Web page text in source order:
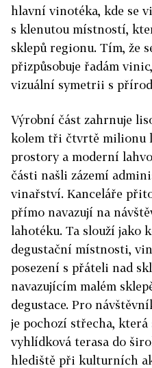
hlavní vinotéka, kde se
s klenutou místností,
sklepů regionu. Tím, že
přizpůsobuje řadám
vizuální symetrii s
Výrobní část zahrnuje
kolem tři čtvrtě milionu
prostory a moderní
části našli zázemí
vinařství. Kanceláře
přímo navazují na
lahotéku. Ta slouží jako
degustační místnosti,
posezení s přáteli nad
navazujícím malém
degustace. Pro
je pochozí střecha, která
vyhlídková terasa do
hlediště při kulturních